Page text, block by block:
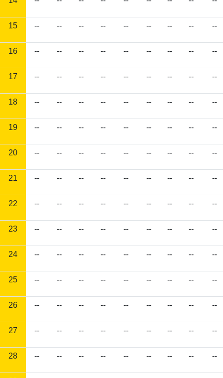
15 -- -- -- -- -- -- -- -- --
16 -- -- -- -- -- -- -- -- --
17 -- -- -- -- -- -- -- -- --
18 -- -- -- -- -- -- -- -- --
19 -- -- -- -- -- -- -- -- --
20 -- -- -- -- -- -- -- -- --
21 -- -- -- -- -- -- -- -- --
22 -- -- -- -- -- -- -- -- --
23 -- -- -- -- -- -- -- -- --
24 -- -- -- -- -- -- -- -- --
25 -- -- -- -- -- -- -- -- --
26 -- -- -- -- -- -- -- -- --
27 -- -- -- -- -- -- -- -- --
28 -- -- -- -- -- -- -- -- --